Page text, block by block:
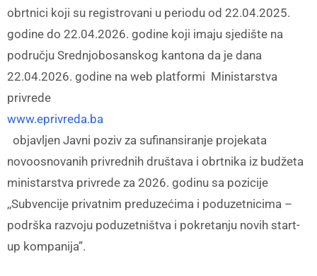
obrtnici koji su registrovani u periodu od 22.04.2025.
godine do 22.04.2026. godine koji imaju sjedište na
području Srednjobosanskog kantona da je dana
22.04.2026. godine na web platformi Ministarstva
privrede
www.eprivreda.ba
objavljen Javni poziv za sufinansiranje projekata
novoosnovanih privrednih društava i obrtnika iz budžeta
ministarstva privrede za 2026. godinu sa pozicije
,,Subvencije privatnim preduzećima i poduzetnicima –
podrška razvoju poduzetništva i pokretanju novih start-
up kompanija”.